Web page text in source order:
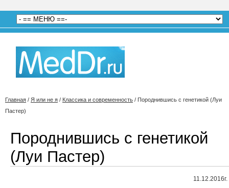
Главная / Я или не я / Классика и современность / Породнившись с генетикой (Луи
Пастер)
Породнившись с генетикой
(Луи Пастер)
11.12.2016г.